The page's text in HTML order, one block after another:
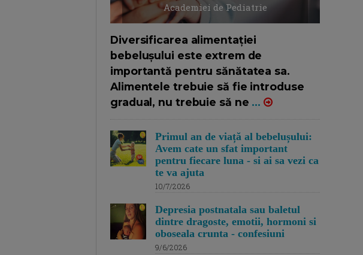
Academiei de Pediatrie
Diversificarea alimentației
bebelușului este extrem de
importantă pentru sănătatea sa.
Alimentele trebuie să fie introduse
gradual, nu trebuie să ne ...
Primul an de viață al bebelușului:
Avem cate un sfat important
pentru fiecare luna - si ai sa vezi ca
te va ajuta
10/7/2026
Depresia postnatala sau baletul
dintre dragoste, emotii, hormoni si
oboseala crunta - confesiuni
9/6/2026